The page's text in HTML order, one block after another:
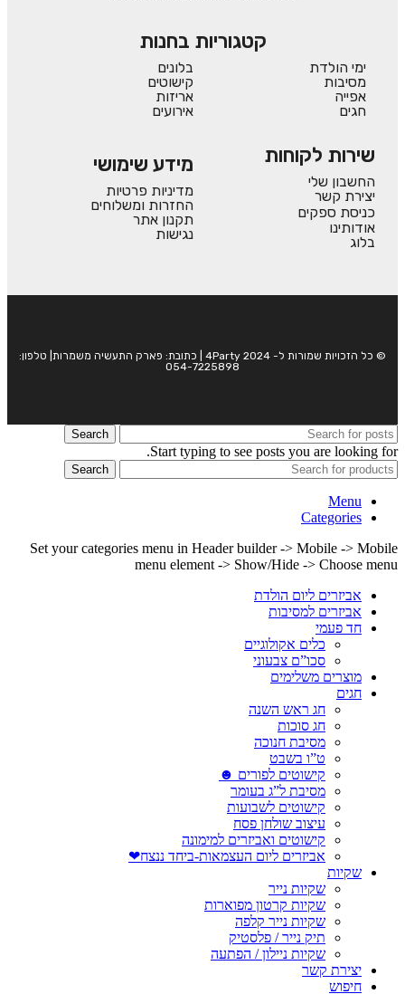
קטגוריות בחנות
ימי הולדת
מסיבות
אפייה
חגים
בלונים
קישוטים
אריזות
אירועים
שירות לקוחות
החשבון שלי
יצירת קשר
כניסת ספקים
אודותינו
בלוג
מידע שימושי
מדיניות פרטיות
החזרות ומשלוחים
תקנון אתר
נגישות
© כל הזכויות שמורות ל- 4Party 2024 | כתובת: פארק התעשיה משמרות| טלפון:
054-7225898
Search
Start typing to see posts you are looking for.
Search
Menu
Categories
Set your categories menu in Header builder -> Mobile -> Mobile
menu element -> Show/Hide -> Choose menu
אביזרים ליום הולדת
אביזרים למסיבות
חד פעמי
כלים אקולוגיים
סכו”ם צבעוני
מוצרים משלימים
חגים
חג ראש השנה
חג סוכות
מסיבת חנוכה
ט”ו בשבט
קישוטים לפורים ☻
מסיבת ל”ג בעומר
קישוטים לשבועות
עיצוב שולחן פסח
קישוטים ואביזרים למימונה
אביזרים ליום העצמאות-ביחד ננצח❤
שקיות
שקיות נייר
שקיות קרטון מפוארות
שקיות נייר קלפה
תיק נייר / פלסטיק
שקיות ניילון / הפתעה
יצירת קשר
חיפוש